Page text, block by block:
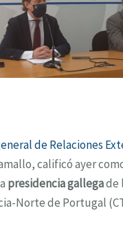
de Relaciones
calificó ayer
presidencia gallegade
Norte de Portugal